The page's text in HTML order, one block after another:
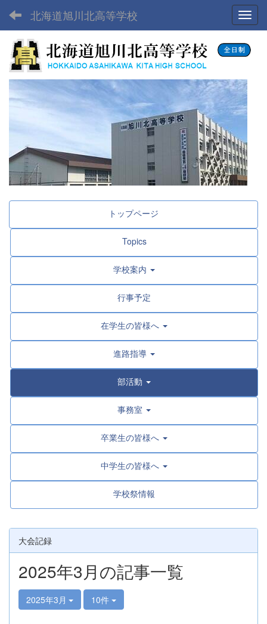
北海道旭川北高等学校
トップページ
Topics
学校案内
行事予定
在学生の皆様へ
進路指導
部活動
事務室
卒業生の皆様へ
中学生の皆様へ
学校祭情報
大会記録
2025年3月の記事一覧
2025年3月 10件